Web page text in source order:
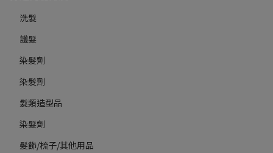
洗髮
護髮
染髮劑
染髮劑
髮類造型品
染髮劑
髮飾/梳子/其他用品